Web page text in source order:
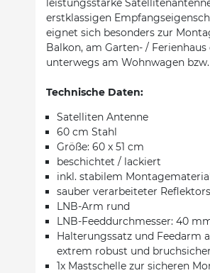
erstklassigen
eignet sich besonders zur
Balkon, am Garten- /
unterwegs am Wohnwagen bzw.
Technische Daten:
Satelliten Antenne
60 cm Stahl
Größe: 60 x 51 cm
beschichtet / lackiert
inkl. stabilem
sauber verarbeiteter
LNB-Arm rund
LNB-Feeddurchmesser: 40
Halterungssatz und Feedarm
extrem robust und bruchsicher
1x Mastschelle zur sicheren